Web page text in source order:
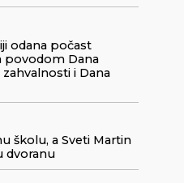
odana počast
povodom Dana
i Dana
školu, a Sveti Martin
dvoranu